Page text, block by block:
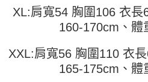
法說明評估內容。
【繳款方式說明】
1.分期款項不併入電信帳單，「大哥付你
2.透過簡訊連結打開帳單後，可選擇「超
帳／街口支付／iPASS MONEY」等通路
２．便利：只要手機號碼，簡訊認證，即
３．安心：先確認商品／服務後，再付款
１．於結帳方式選擇「AFTEE先享後付
結帳頁面，進行簡訊認證並確認金額後，
２．訂單成立數日內，您將收到繳費通知
全家取貨付款
付款 後全家取貨
XL:肩寬54 胸圍106 衣長
160-170cm、體
XXL:肩寬56 胸圍110 衣
165-175cm、體